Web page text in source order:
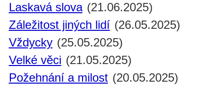
Laskavá slova (21.06.2025)
Záležitost jiných lidí (26.05.2025)
Vždycky (25.05.2025)
Velké věci (21.05.2025)
Požehnání a milost (20.05.2025)